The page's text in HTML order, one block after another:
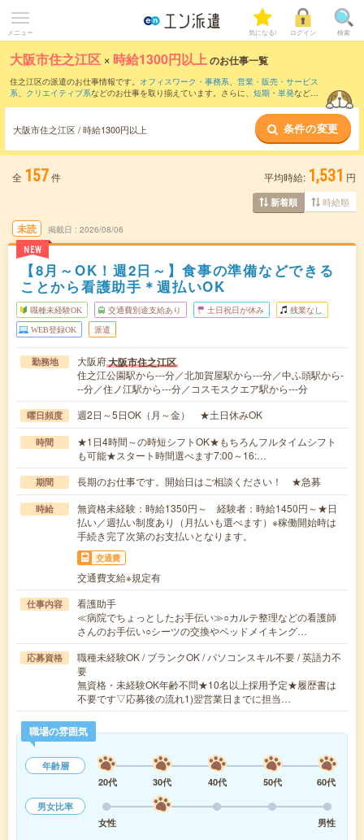
メニュー 気になる! ログイン 検索
大阪市住之江区 × 時給1300円以上のお仕事一覧
住之江区の派遣のお仕事情報です。 オフィスワーク・事務系、 営業・販売・サービス
系、 クリエイティブ系などのお仕事を取り揃えています。さらに、 短期 ・ 単発などの
大阪市住之江区 / 時給1300円以上 条件の変更
全 157件 平均時給: 1,531 円
新着順 時給順
未読
NEW
掲載日 2026/08/06
【8月～OK！週2日～】食事の準備などできる
ことから看護助手＊週払いOK
職種未経験OK 交通費別途支給あり 土日祝日が休み 残業なし
WEB登録OK 派遣
勤務地 大阪府大阪市住之江区
住之江公園駅から---分／北加賀屋駅から---分／中ふ頭駅から-
--分／住ノ江駅から---分／コスモスクエア駅から---分
曜日頻度 週2日～5日OK（月～金） ★土日休みOK
時間
★1日4時間～の時短シフトOK★もちろんフルタイムシフト
も可能★スタート時間選べます7:00～16:…
期間 長期のお仕事です。開始日はご相談ください！ ★急募
時給
無資格未経験：時給1350円～ 経験者：時給1450円～★日
払い／週払い制度あり（月払いも選べます）※稼働開始時は
手続き完了次第のお支払いとなります。
交通費
交通費支給※規定有
仕事内容
看護助手
≪病院でちょっとしたお手伝い≫○カルテ整理などの看護師
さんのお手伝い○シーツの交換やベッドメイキング…
応募資格
職種未経験OK / ブランクOK / パソコンスキル不要 / 英語力不
要
無資格・未経験OK年齢不問★10名以上採用予定★履歴書は
不要です▽応募後の流れ1)翌営業日までに担当…
職場の雰囲気
年齢層
20代
30代 40代 50代
60代
男女比率
女性
男性